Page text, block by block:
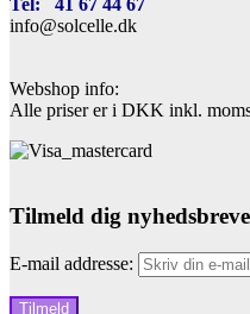
Tel: 41 67 44 67
info@solcelle.dk
Webshop info:
Alle priser er i DKK inkl.
Tilmeld dig
E-mail addresse: